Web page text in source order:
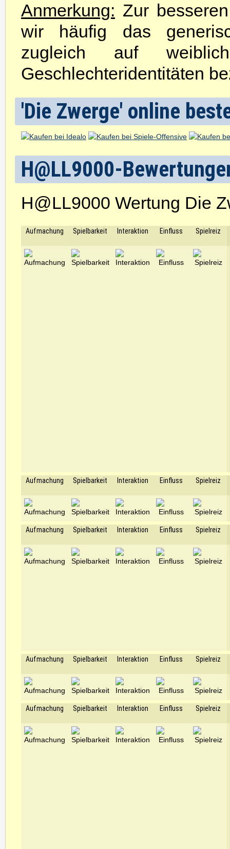
Anmerkung: Zur
wir häufig das
zugleich auf
Geschlechteridentitäten
'Die Zwerge' online
H@LL9000-
H@LL9000 Wertung Die
Aufmachung Spielbarkeit Interaktion Einfluss Spielreiz
Aufmachung Spielbarkeit Interaktion Einfluss Spielreiz
Aufmachung Spielbarkeit Interaktion Einfluss Spielreiz
Aufmachung Spielbarkeit Interaktion Einfluss Spielreiz
Aufmachung Spielbarkeit Interaktion Einfluss Spielreiz